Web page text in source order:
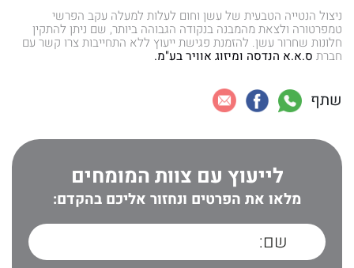
ניצול הנטייה הטבעית של עשן וחום לעלות למעלה עקב הפרשי
טמפרטורה ולצאת מהמבנה בנקודה הגבוהה ביותר, שם ניתן להתקין
חלונות שחרור עשן. להזמנת פגישת ייעוץ ללא התחייבות צרו קשר עם
חברת ס.א.א הנדסה ומיזוג אוויר בע"מ.
שתף
לייעוץ עם צוות המומחים
מלאו את הפרטים ונחזור אליכם בהקדם: